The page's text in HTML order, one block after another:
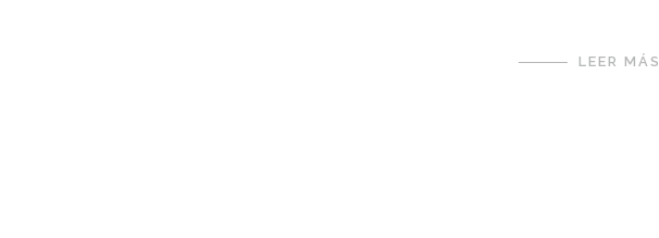
LEER MÁS